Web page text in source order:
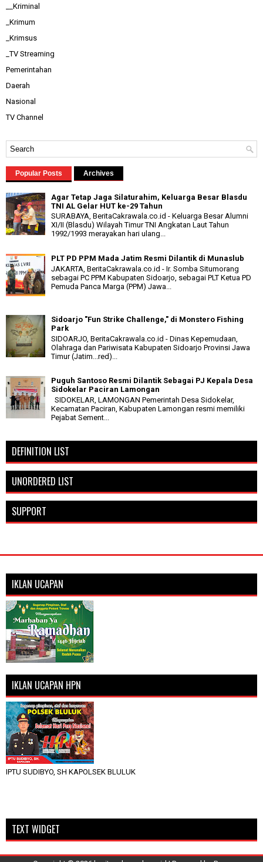
__Kriminal
_Krimum
_Krimsus
_TV Streaming
Pemerintahan
Daerah
Nasional
TV Channel
Popular Posts Archives
Agar Tetap Jaga Silaturahim, Keluarga Besar Blasdu
TNI AL Gelar HUT ke-29 Tahun
SURABAYA, BeritaCakrawala.co.id - Keluarga Besar Alumni
XI/II (Blasdu) Wilayah Timur TNI Angkatan Laut Tahun
1992/1993 merayakan hari ulang...
PLT PD PPM Mada Jatim Resmi Dilantik di Munaslub
JAKARTA, BeritaCakrawala.co.id - Ir. Somba Situmorang
sebagai PC PPM Kabupaten Sidoarjo, sebagai PLT Ketua PD
Pemuda Panca Marga (PPM) Jawa...
Sidoarjo "Fun Strike Challenge," di Monstero Fishing
Park
SIDOARJO, BeritaCakrawala.co.id - Dinas Kepemudaan,
Olahraga dan Pariwisata Kabupaten Sidoarjo Provinsi Jawa
Timur (Jatim...red)...
Puguh Santoso Resmi Dilantik Sebagai PJ Kepala Desa
Sidokelar Paciran Lamongan
SIDOKELAR, LAMONGAN Pemerintah Desa Sidokelar,
Kecamatan Paciran, Kabupaten Lamongan resmi memiliki
Pejabat Sement...
DEFINITION LIST
UNORDERED LIST
SUPPORT
IKLAN UCAPAN
IKLAN UCAPAN HPN
IPTU SUDIBYO, SH KAPOLSEK BLULUK
TEXT WIDGET